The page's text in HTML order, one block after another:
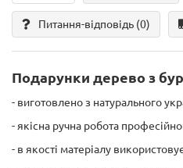
Питання-відповідь (0)
Подарунки дерево з
- виготовлено з натурального
- якісна ручна робота
- в якості матеріалу